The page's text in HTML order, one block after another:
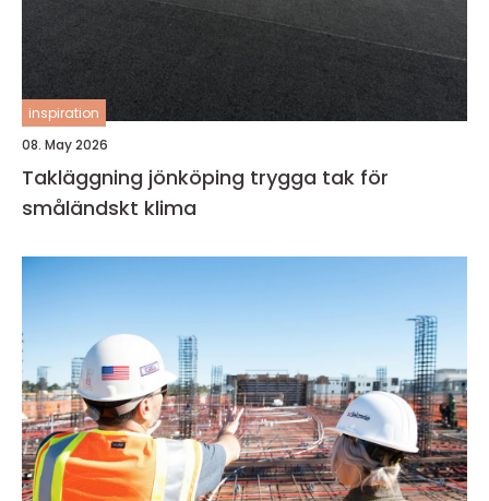
inspiration
08. May 2026
Takläggning jönköping trygga tak för
småländskt klima